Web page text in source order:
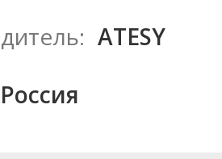
ATESY
Россия